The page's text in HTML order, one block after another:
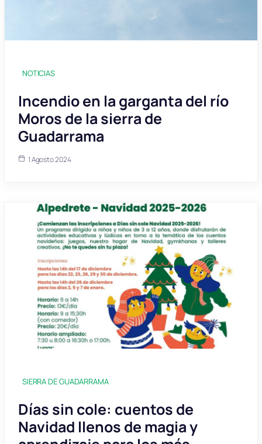
NOTICIAS
Incendio en la garganta del río
Moros de la sierra de
Guadarrama
1 Agosto 2024
SIERRA DE GUADARRAMA
Días sin cole: cuentos de
Navidad llenos de magia y